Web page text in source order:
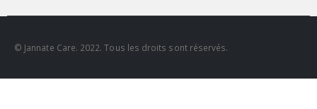
© Jannate Care. 2022. Tous les droits sont réservés.